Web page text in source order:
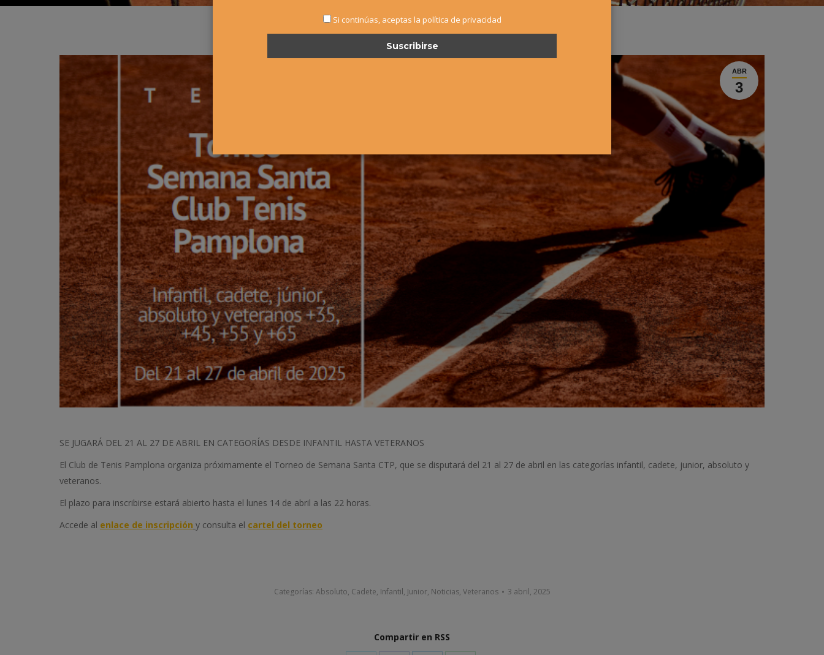
ABR
3
SE JUGARÁ DEL 21 AL 27 DE ABRIL EN CATEGORÍAS DESDE INFANTIL HASTA VETERANOS
El Club de Tenis Pamplona organiza próximamente el Torneo de Semana Santa CTP, que se disputará del 21 al 27 de abril en las categorías infantil, cadete, junior, absoluto y
veteranos.
El plazo para inscribirse estará abierto hasta el lunes 14 de abril a las 22 horas.
Accede al enlace de inscripción y consulta el cartel del torneo
Categorías: Absoluto, Cadete, Infantil, Junior, Noticias, Veteranos 3 abril, 2025
Compartir en RSS
Si continúas, aceptas la política de privacidad